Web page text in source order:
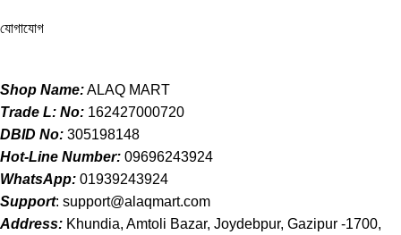
যোগাযোগ
Shop Name:ALAQ MART
Trade L: No: 162427000720
DBID No: 305198148
Hot-Line Number: 09696243924
WhatsApp: 01939243924
Support: support@alaqmart.com
Address: Khundia, Amtoli Bazar, Joydebpur, Gazipur -1700,